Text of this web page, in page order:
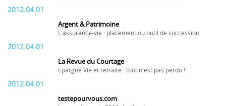
2012.04.01
Argent & Patrimoine
L'assurance-vie : placement ou outil de succession
2012.04.01
La Revue du Courtage
Epargne Vie et retraite : tout n'est pas perdu !
2012.04.01
testepourvous.com